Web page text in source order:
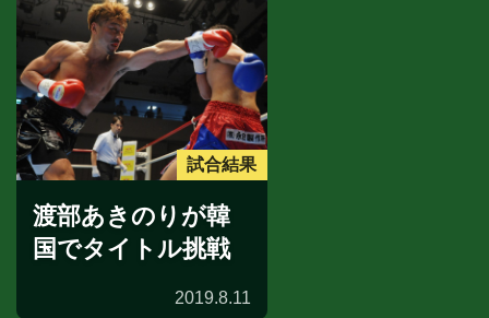
試合結果
渡部あきのりが韓
国でタイトル挑戦
2019.8.11